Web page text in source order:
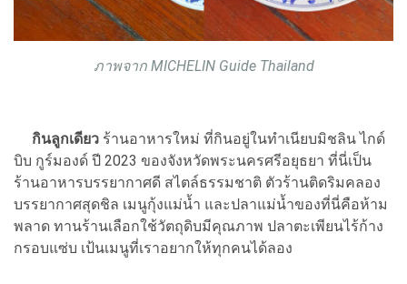
ภาพจาก MICHELIN Guide Thailand
กินลูกเดียว ร้านอาหารใหม่ ที่กินอยู่ในทำเนียบมิชลิน ไกด์
บิบ กูร์มองด์ ปี 2023 ของจังหวัดพระนครศรีอยุธยา ที่นี่เป็น
ร้านอาหารบรรยากาศดี สไตล์ธรรมชาติ ตัวร้านติดริมคลอง
บรรยากาศสุดชิล เมนูกุ้งแม่น้ำ และปลาแม่น้ำของที่นี่คือห้าม
พลาด ทานร้านเลือกใช้วัตถุดิบมีคุณภาพ ปลาตะเพียนไร้ก้าง
กรอบแซ่บ เป้นเมนูที่เราอยากให้ทุกคนได้ลอง